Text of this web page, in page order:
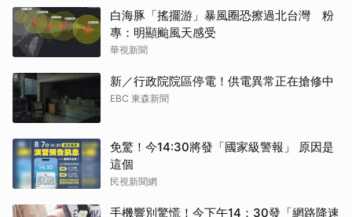
白海豚「搖擺游」暴風圈恐擦過北台灣 粉
專：明顯颱風天感受
華視新聞
新／行政院院區停電！供電異常正在搶修中
EBC 東森新聞
免驚！今14:30將發「國家級警報」 原因是
這個
民視新聞網
手機響別驚慌！今下午14：30發「網路降速